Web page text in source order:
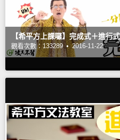
【希平方上課囉】完成式＋進行
觀看次數：133289 • 2016-11-22